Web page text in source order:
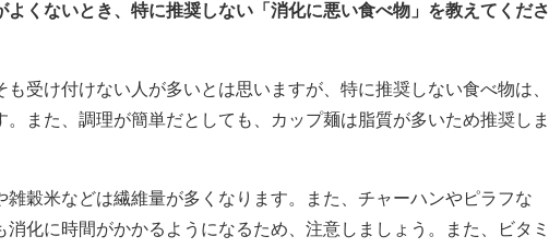
くないとき、特に推奨しない「消化に悪い食べ物」を教えてくださ
受け付けない人が多いとは思いますが、特に推奨しない食べ物は、
また、調理が簡単だとしても、カップ麺は脂質が多いため推奨しま
雑穀米などは繊維量が多くなります。また、チャーハンやピラフな
化に時間がかかるようになるため、注意しましょう。また、ビタミ